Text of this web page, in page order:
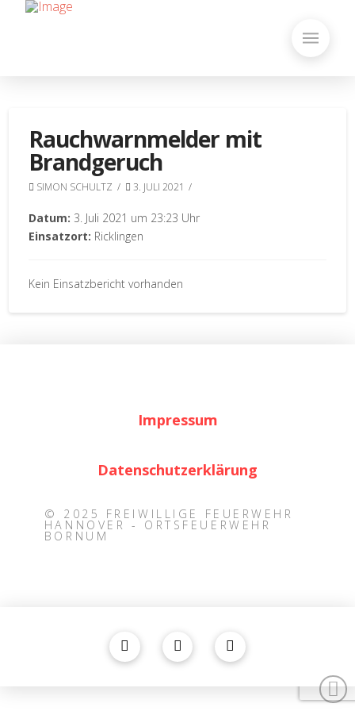
Rauchwarnmelder mit
Brandgeruch
SIMON SCHULTZ 3. JULI 2021
Datum: 3. Juli 2021 um 23:23 Uhr
Einsatzort: Ricklingen
Kein Einsatzbericht vorhanden
Impressum
Datenschutzerklärung
© 2025 FREIWILLIGE FEUERWEHR
HANNOVER - ORTSFEUERWEHR
BORNUM